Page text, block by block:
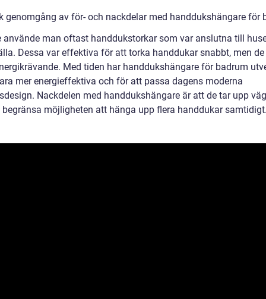
genomgång av för- och nackdelar med handdukshängare för
använde man oftast handdukstorkar som var anslutna till
Dessa var effektiva för att torka handdukar snabbt, men de
Med tiden har handdukshängare för badrum
mer energieffektiva och för att passa dagens moderna
Nackdelen med handdukshängare är att de tar upp
begränsa möjligheten att hänga upp flera handdukar